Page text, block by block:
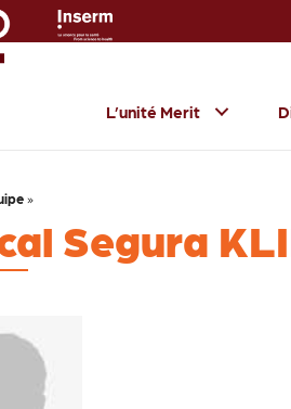
L’unité Merit
»
Segura